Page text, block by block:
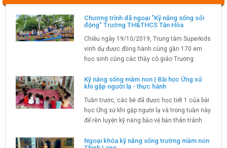
Chương trình dã ngoại "Kỹ năng sống sôi
động" Trường TH&THCS Tân Hòa
Chiều ngày 19/10/2019, Trung tâm Superkids
vinh dự được đồng hành cùng gần 170 em
học sinh cùng các thầy cô giáo Trường
nghiệm kỹ năng sống tại Công viên di sản
các nhà khoa học Việt Nam - Heritist...
Kỹ năng sống mầm non | Bài học Ứng xử
khi gặp người lạ - thực hành
Tuần trước, các bé đã được học tiết 1 của bài
học Ứng xử khi gặp người lạ và trong tuần này
để rèn luyện kỹ năng bảo vệ bản thân tránh
dạy cho các bé về các kỹ năng xử lý khi bị
Ngoại khóa kỹ năng sống trường mầm non